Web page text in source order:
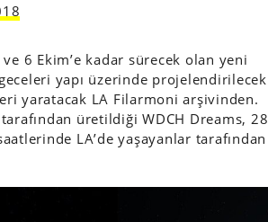
6 Ekim’e kadar sürecek olan yeni
yapı üzerinde projelendirilecek
yaratacak LA Filarmoni arşivinden.
üretildiği WDCH Dreams, 28
LA’de yaşayanlar tarafından